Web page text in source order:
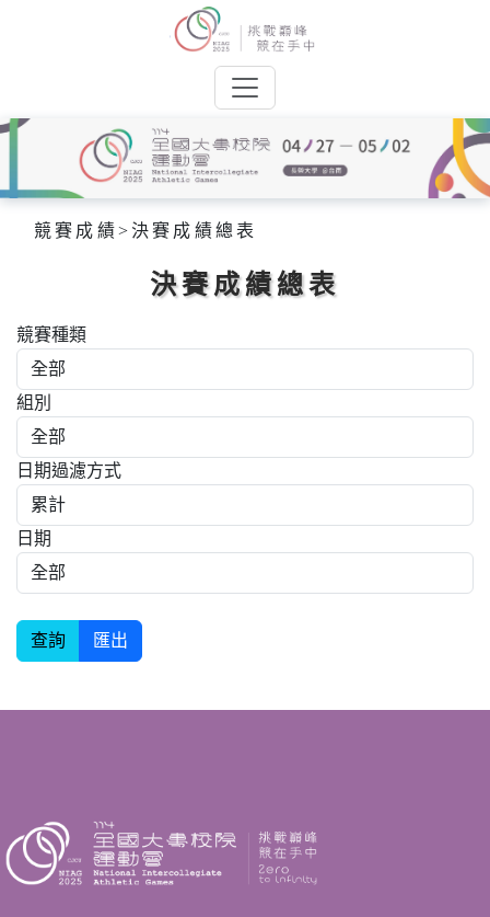
競賽成績> 決賽成績總表
決賽成績總表
競賽種類
組別
日期過濾方式
日期